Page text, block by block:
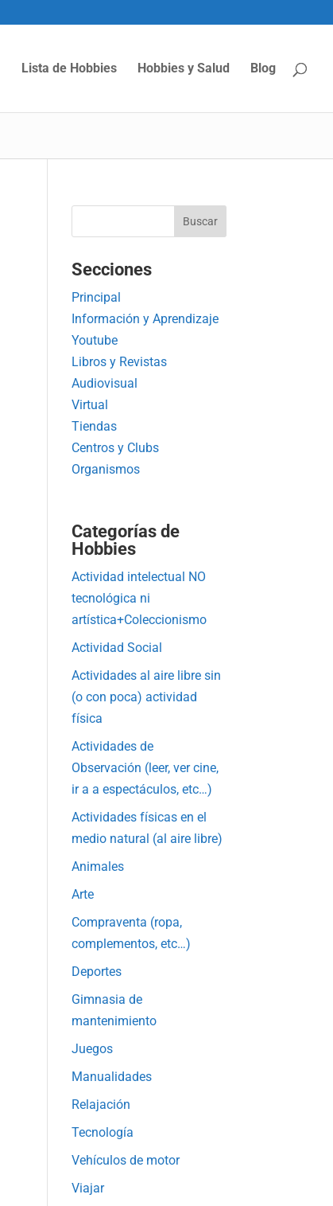
Lista de Hobbies Hobbies y Salud Blog
Secciones
Principal
Información y Aprendizaje
Youtube
Libros y Revistas
Audiovisual
Virtual
Tiendas
Centros y Clubs
Organismos
Categorías de
Hobbies
Actividad intelectual NO
tecnológica ni
artística+Coleccionismo
Actividad Social
Actividades al aire libre sin
(o con poca) actividad
física
Actividades de
Observación (leer, ver cine,
ir a a espectáculos, etc…)
Actividades físicas en el
medio natural (al aire libre)
Animales
Arte
Compraventa (ropa,
complementos, etc…)
Deportes
Gimnasia de
mantenimiento
Juegos
Manualidades
Relajación
Tecnología
Vehículos de motor
Viajar